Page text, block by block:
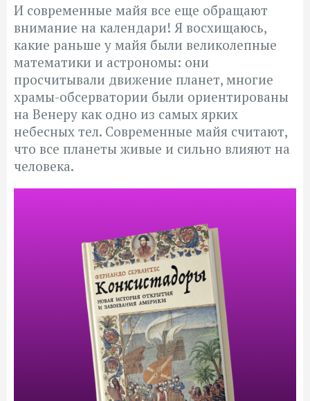
И современные майя все еще обращают
внимание на календари! Я восхищаюсь,
какие раньше у майя были великолепные
математики и астрономы: они
просчитывали движение планет, многие
храмы-обсерватории были ориентированы
на Венеру как одно из самых ярких
небесных тел. Современные майя считают,
что все планеты живые и сильно влияют на
человека.